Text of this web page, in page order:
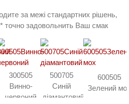
за межі стандартних рішень,
точно задовольнить Ваш смак
300505
Винно-
червоний
500705
Синій
діамантовий
600505
Зелений